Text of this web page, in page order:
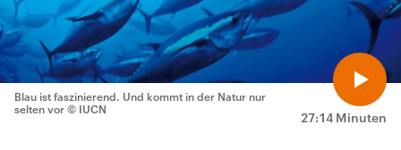
27:14 Minuten
Blau ist faszinierend. Und kommt in der Natur nur
selten vor © IUCN